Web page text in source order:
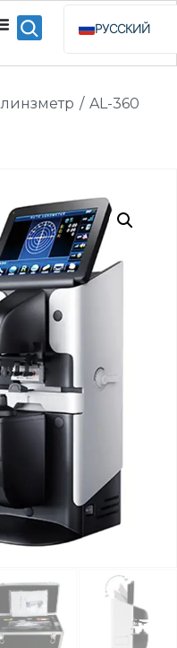
РУССКИЙ
ENGLISH
/ AL-360